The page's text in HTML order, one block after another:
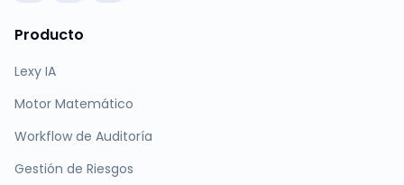
Producto
Lexy IA
Motor Matemático
Workflow de Auditoría
Gestión de Riesgos